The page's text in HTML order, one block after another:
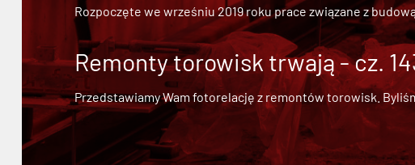
Rozpoczęte we wrześniu 2019 roku prace związane z
Remonty torowisk trwają - cz.
Przedstawiamy Wam fotorelację z remontów torowisk.